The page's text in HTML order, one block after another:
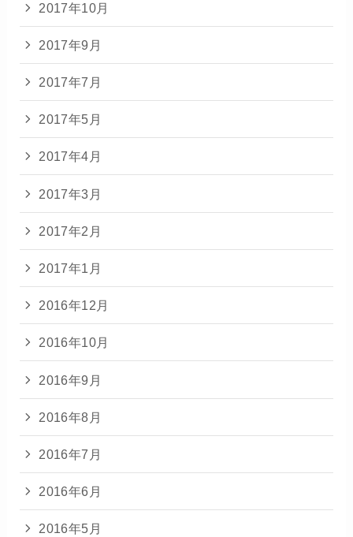
2017年10月
2017年9月
2017年7月
2017年5月
2017年4月
2017年3月
2017年2月
2017年1月
2016年12月
2016年10月
2016年9月
2016年8月
2016年7月
2016年6月
2016年5月